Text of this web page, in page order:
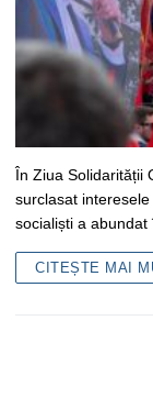
În Ziua Solidarității
surclasat
socialiști a
CITEȘTE MAI